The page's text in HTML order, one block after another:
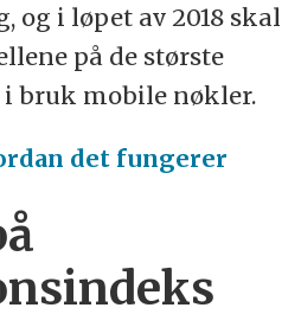
og i løpet av 2018 skal
på de største
i bruk mobile nøkler.
det fungerer